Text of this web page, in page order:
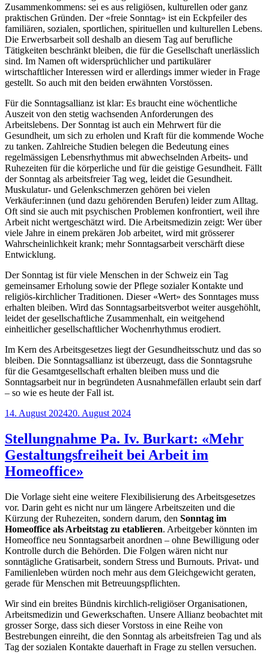
Zusammenkommens: sei es aus religiösen, kulturellen oder ganz
praktischen Gründen. Der «freie Sonntag» ist ein Eckpfeiler des
familiären, sozialen, sportlichen, spirituellen und kulturellen Lebens.
Die Erwerbsarbeit soll deshalb an diesem Tag auf berufliche
Tätigkeiten beschränkt bleiben, die für die Gesellschaft unerlässlich
sind. Im Namen oft widersprüchlicher und partikulärer
wirtschaftlicher Interessen wird er allerdings immer wieder in Frage
gestellt. So auch mit den beiden erwähnten Vorstössen.
Für die Sonntagsallianz ist klar: Es braucht eine wöchentliche
Auszeit von den stetig wachsenden Anforderungen des
Arbeitslebens. Der Sonntag ist auch ein Mehrwert für die
Gesundheit, um sich zu erholen und Kraft für die kommende Woche
zu tanken. Zahlreiche Studien belegen die Bedeutung eines
regelmässigen Lebensrhythmus mit abwechselnden Arbeits- und
Ruhezeiten für die körperliche und für die geistige Gesundheit. Fällt
der Sonntag als arbeitsfreier Tag weg, leidet die Gesundheit.
Muskulatur- und Gelenkschmerzen gehören bei vielen
Verkäufer:innen (und dazu gehörenden Berufen) leider zum Alltag.
Oft sind sie auch mit psychischen Problemen konfrontiert, weil ihre
Arbeit nicht wertgeschätzt wird. Die Arbeitsmedizin zeigt: Wer über
viele Jahre in einem prekären Job arbeitet, wird mit grösserer
Wahrscheinlichkeit krank; mehr Sonntagsarbeit verschärft diese
Entwicklung.
Der Sonntag ist für viele Menschen in der Schweiz ein Tag
gemeinsamer Erholung sowie der Pflege sozialer Kontakte und
religiös-kirchlicher Traditionen. Dieser «Wert» des Sonntages muss
erhalten bleiben. Wird das Sonntagsarbeitsverbot weiter ausgehöhlt,
leidet der gesellschaftliche Zusammenhalt, ein weitgehend
einheitlicher gesellschaftlicher Wochenrhythmus erodiert.
Im Kern des Arbeitsgesetzes liegt der Gesundheitsschutz und das so
bleiben. Die Sonntagsallianz ist überzeugt, dass die Sonntagsruhe
für die Gesamtgesellschaft erhalten bleiben muss und die
Sonntagsarbeit nur in begründeten Ausnahmefällen erlaubt sein darf
– so wie es heute der Fall ist.
Veröffentlicht
14. August 202420. August 2024
Stellungnahme Pa. Iv. Burkart: «Mehr
Gestaltungsfreiheit bei Arbeit im
Homeoffice»
Die Vorlage sieht eine weitere Flexibilisierung des Arbeitsgesetzes
vor. Darin geht es nicht nur um längere Arbeitszeiten und die
Kürzung der Ruhezeiten, sondern darum, den Sonntag im
Homeoffice als Arbeitstag zu etablieren. Arbeitgeber könnten im
Homeoffice neu Sonntagsarbeit anordnen – ohne Bewilligung oder
Kontrolle durch die Behörden. Die Folgen wären nicht nur
sonntägliche Gratisarbeit, sondern Stress und Burnouts. Privat- und
Familienleben würden noch mehr aus dem Gleichgewicht geraten,
gerade für Menschen mit Betreuungspflichten.
Wir sind ein breites Bündnis kirchlich-religiöser Organisationen,
Arbeitsmedizin und Gewerkschaften. Unsere Allianz beobachtet mit
grosser Sorge, dass sich dieser Vorstoss in eine Reihe von
Bestrebungen einreiht, die den Sonntag als arbeitsfreien Tag und als
Tag der sozialen Kontakte dauerhaft in Frage zu stellen versuchen.